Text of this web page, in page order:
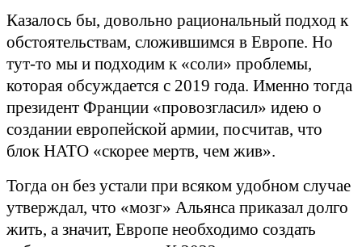
Казалось бы, довольно рациональный подход к
обстоятельствам, сложившимся в Европе. Но
тут-то мы и подходим к «соли» проблемы,
которая обсуждается с 2019 года. Именно тогда
президент Франции «провозгласил» идею о
создании европейской армии, посчитав, что
блок НАТО «скорее мертв, чем жив».
Тогда он без устали при всяком удобном случае
утверждал, что «мозг» Альянса приказал долго
жить, а значит, Европе необходимо создать